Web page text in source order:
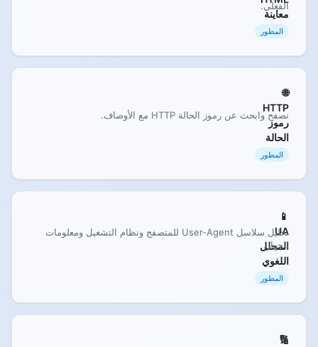
معاينة
الفعلي.
المطور
🌐
HTTP
رموز
الحالة
تصفح وابحث عن رموز الحالة HTTP مع الأوصاف.
المطور
📱
UA
المحلل
اللغوي
تحليل سلاسل User-Agent للمتصفح ونظام التشغيل ومعلومات
الجهاز.
المطور
🔢